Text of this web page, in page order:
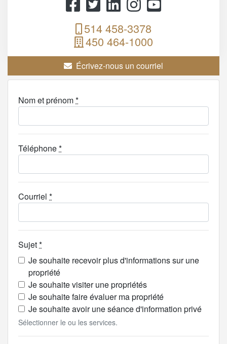
514 458-3378
450 464-1000
Écrivez-nous un courriel
Nom et prénom*
Téléphone*
Courriel *
Sujet*
Je souhaite recevoir plus d'informations sur une
propriété
Je souhaite visiter une propriétés
Je souhaite faire évaluer ma propriété
Je souhaite avoir une séance d'information privé
Sélectionner le ou les services.